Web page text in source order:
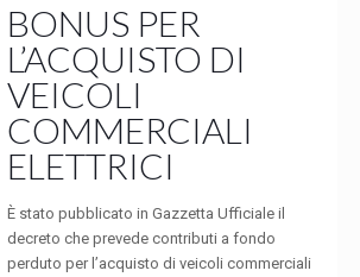
BONUS PER
L’ACQUISTO DI
VEICOLI
COMMERCIALI
ELETTRICI
È stato pubblicato in Gazzetta Ufficiale il
decreto che prevede contributi a fondo
perduto per l’acquisto di veicoli commerciali